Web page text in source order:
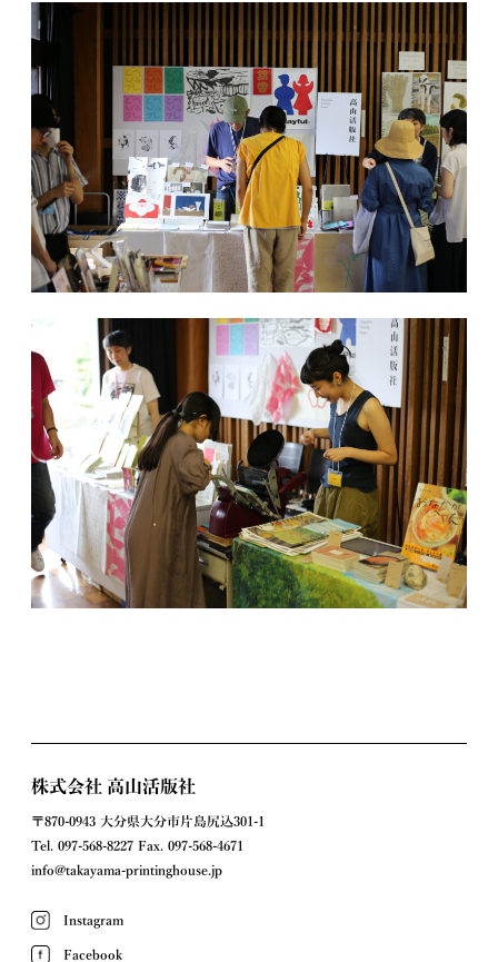
株式会社 高山活版社
〒870-0943 大分県大分市片島尻込301-1
Tel. 097-568-8227 Fax. 097-568-4671
info@takayama-printinghouse.jp
Instagram
Facebook